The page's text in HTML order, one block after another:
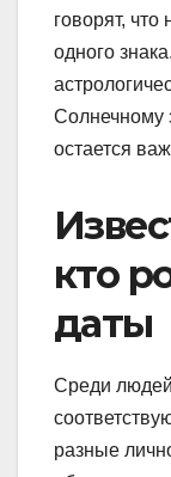
говорят,
одного
Солнечному
остается
кто
даты
Среди
разные